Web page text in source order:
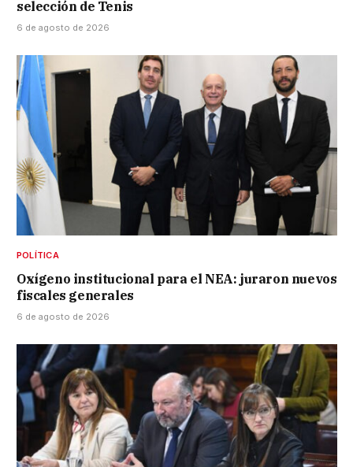
selección de Tenis
6 de agosto de 2026
POLÍTICA
Oxígeno institucional para el NEA: juraron nuevos
fiscales generales
6 de agosto de 2026